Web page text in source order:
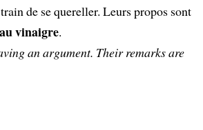
de se quereller. Leurs propos sont
vinaigre.
an argument. Their remarks are